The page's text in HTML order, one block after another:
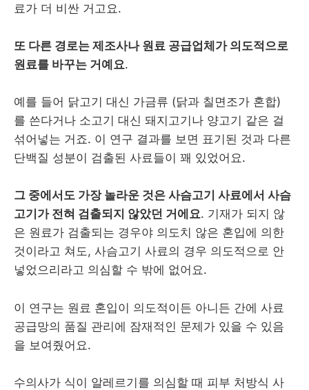
료가 더 비싼 거고요.
또 다른 경로는 제조사나 원료 공급업체가 의도적으로
원료를 바꾸는 거예요.
예를 들어 닭고기 대신 가금류 (닭과 칠면조가 혼합)
를 쓴다거나 소고기 대신 돼지고기나 양고기 같은 걸
섞어넣는 거죠. 이 연구 결과를 보면 표기된 것과 다른
단백질 성분이 검출된 사료들이 꽤 있었어요.
그 중에서도 가장 놀라운 것은 사슴고기 사료에서 사슴
고기가 전혀 검출되지 않았던 거에요. 기재가 되지 않
은 원료가 검출되는 경우야 의도치 않은 혼입에 의한
것이라고 쳐도, 사슴고기 사료의 경우 의도적으로 안
넣었으리라고 의심할 수 밖에 없어요.
이 연구는 원료 혼입이 의도적이든 아니든 간에 사료
공급망의 품질 관리에 잠재적인 문제가 있을 수 있음
을 보여줬어요.
수의사가 식이 알레르기를 의심할 때 피부 처방식 사